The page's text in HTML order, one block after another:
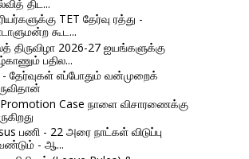
திட...
TET தேர்வு ரத்து -
கூட...
திருவிழா 2026-27 ஐயங்களுக்கு
பதில...
- தேர்வுகள் எப்போதும் வன்முறைக்
Case நாளை விசாரணைக்கு
பணி - 22 அரை நாட்கள் விடுப்பு
- ஆ...